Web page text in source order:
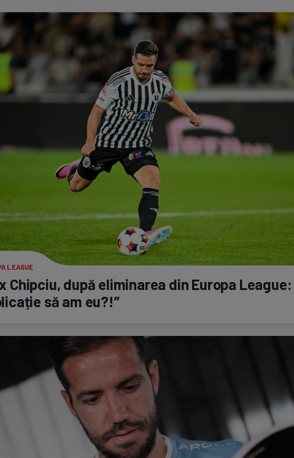
Program TV
LEAGUE
Chipciu, după eliminarea din Europa League:
să am eu?!”